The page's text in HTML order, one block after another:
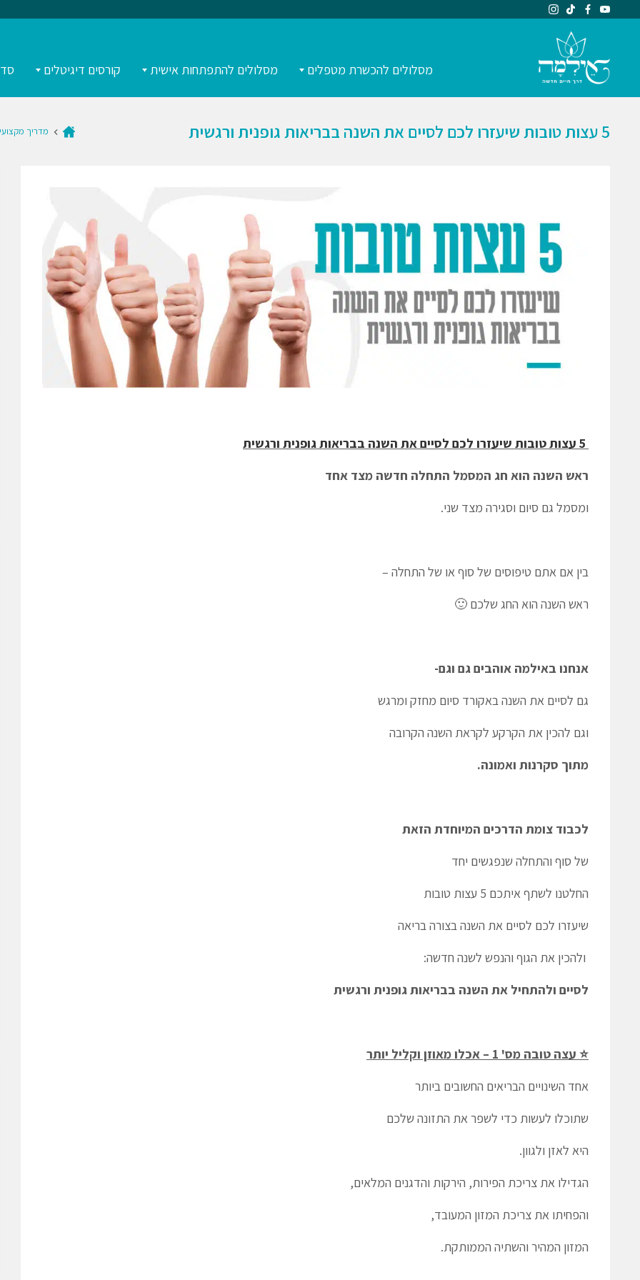
מסלולים להכשרת מטפלים מסלולים להתפתחות אישית קורסים דיגיטלים
5 עצות טובות שיעזרו לכם לסיים את השנה בבריאות גופנית ורגשית מדריך
ראש השנה הוא חג המסמל התחלה חדשה מצד אחד
ומסמל גם סיום וסגירה מצד שני.
בין אם אתם טיפוסים של סוף או של התחלה –
ראש השנה הוא החג שלכם 🙂
אנחנו באילמה אוהבים גם וגם-
גם לסיים את השנה באקורד סיום מחזק ומרגש
וגם להכין את הקרקע לקראת השנה הקרובה
מתוך סקרנות ואמונה.
לכבוד צומת הדרכים המיוחדת הזאת
של סוף והתחלה שנפגשים יחד
החלטנו לשתף איתכם 5 עצות טובות
שיעזרו לכם לסיים את השנה בצורה בריאה
ולהכין את הגוף והנפש לשנה חדשה:
לסיים ולהתחיל את השנה בבריאות גופנית ורגשית
⭐ עצה טובה מס' 1 – אכלו מאוזן וקליל יותר
אחד השינויים הבריאים החשובים ביותר
שתוכלו לעשות כדי לשפר את התזונה שלכם
היא לאזן ולגוון.
הגדילו את צריכת הפירות, הירקות והדגנים המלאים,
והפחיתו את צריכת המזון המעובד,
המזון המהיר והשתיה הממותקת.